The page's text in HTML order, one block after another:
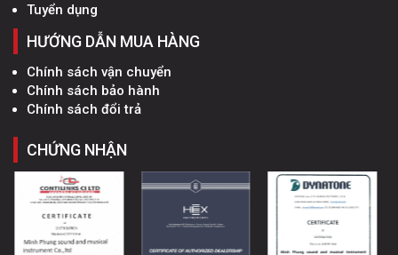
Tuyển dụng
HƯỚNG DẪN MUA HÀNG
Chính sách vận chuyển
Chính sách bảo hành
Chính sách đổi trả
CHỨNG NHẬN